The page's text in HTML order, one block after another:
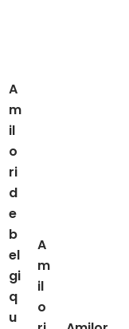
A
m
il
o
ri
d
e
b
el
gi
q
u
A
m
il
o